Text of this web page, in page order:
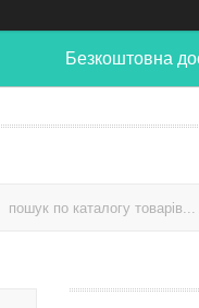
Безкоштовна